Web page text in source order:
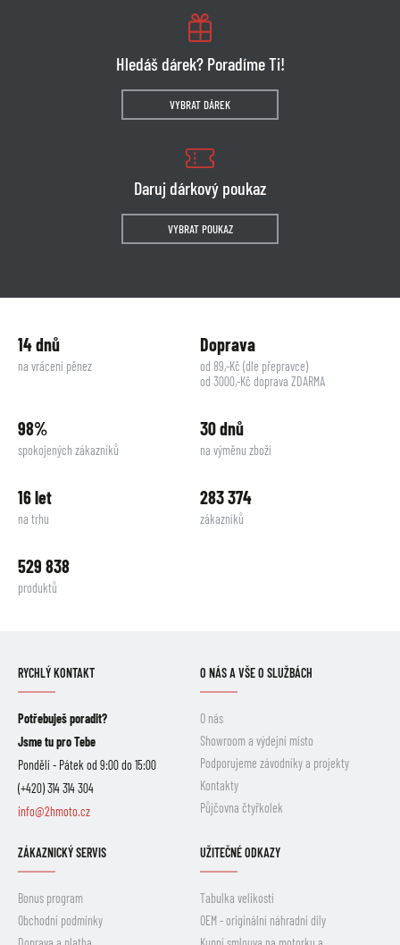
Hledáš dárek? Poradíme Ti!
VYBRAT DÁREK
Daruj dárkový poukaz
VYBRAT POUKAZ
14 dnů
na vrácení pěnez
Doprava
od 89,-Kč (dle přepravce)
od 3000,-Kč doprava ZDARMA
98%
spokojených zákazníků
30 dnů
na výměnu zboží
16 let
na trhu
283 374
zákazníků
529 838
produktů
RYCHLÝ KONTAKT
Potřebuješ poradit?
Jsme tu pro Tebe
Pondělí - Pátek od 9:00 do 15:00
(+420) 314 314 304
info@2hmoto.cz
O NÁS A VŠE O SLUŽBÁCH
O nás
Showroom a výdejní místo
Podporujeme závodníky a projekty
Kontakty
Půjčovna čtyřkolek
ZÁKAZNICKÝ SERVIS
Bonus program
Obchodní podmínky
UŽITEČNÉ ODKAZY
Tabulka velikostí
OEM - originální náhradní díly